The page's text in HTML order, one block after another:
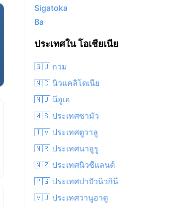
Sigatoka
Ba
ประเทศใน โอเชียเนีย
🇬🇺 กวม
🇳🇨 นิวแคลิโดเนีย
🇳🇺 นีอูเอ
🇼🇸 ประเทศซามัว
🇹🇻 ประเทศตูวาลู
🇳🇷 ประเทศนาอูรู
🇳🇿 ประเทศนิวซีแลนด์
🇵🇬 ประเทศปาปัวนิวกินี
🇻🇺 ประเทศวานูอาตู